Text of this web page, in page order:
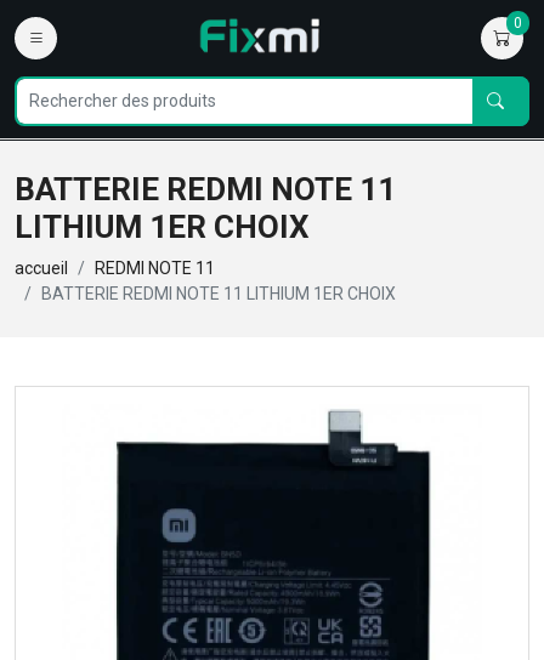
0
BATTERIE REDMI NOTE 11
LITHIUM 1ER CHOIX
accueil
REDMI NOTE 11
BATTERIE REDMI NOTE 11 LITHIUM 1ER CHOIX